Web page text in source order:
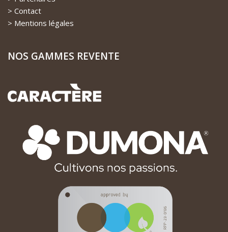
Contact
Mentions légales
NOS GAMMES REVENTE